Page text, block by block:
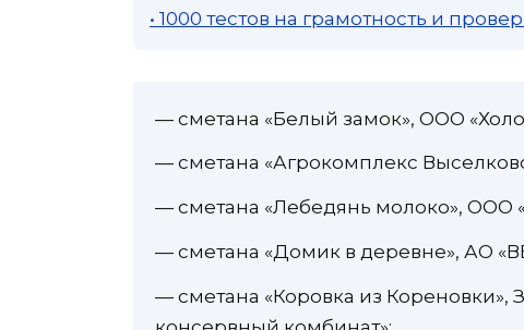
• 1000 тестов на грамотность и
— сметана «Белый замок», ООО
— сметана «Агрокомплекс
— сметана «Лебедянь молоко», ООО
— сметана «Домик в деревне», АО
— сметана «Коровка из